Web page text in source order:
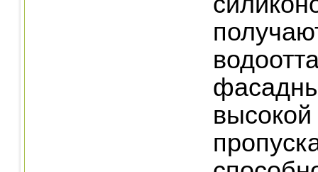
высокой